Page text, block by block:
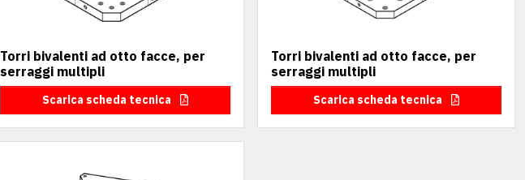
Torri bivalenti ad otto facce, per
serraggi multipli
Scarica scheda tecnica
Torri bivalenti ad otto facce, per
serraggi multipli
Scarica scheda tecnica